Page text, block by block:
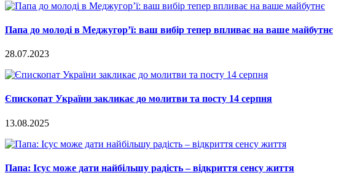
Папа до молоді в Меджугор’ї: ваш вибір тепер впливає на ваше майбутнє
28.07.2023
Єпископат України закликає до молитви та посту 14 серпня
13.08.2025
Папа: Ісус може дати найбільшу радість – відкриття сенсу життя